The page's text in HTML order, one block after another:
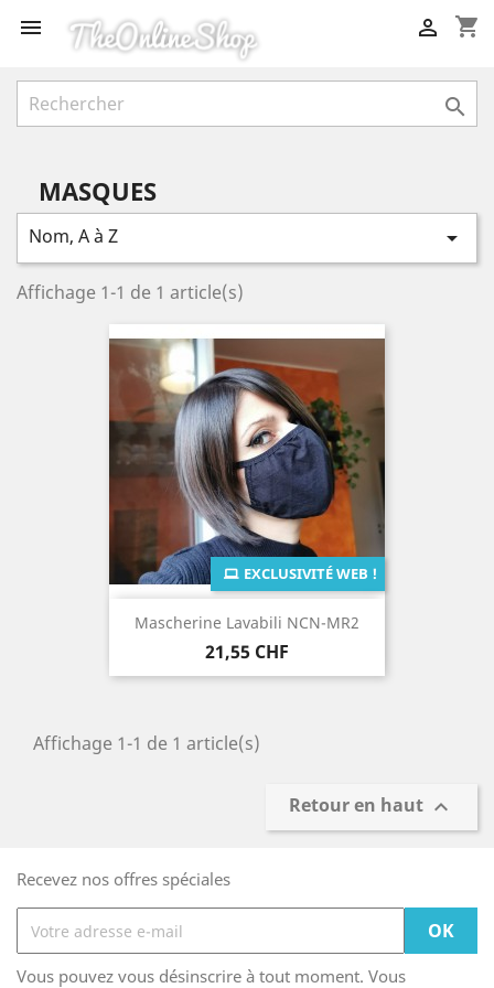
 shopping_cart


MASQUES
Nom, A à Z 
Affichage 1-1 de 1 article(s)
Mascherine Lavabili NCN-MR2
Prix
21,55 CHF
EXCLUSIVITÉ WEB !
Affichage 1-1 de 1 article(s)
Retour en haut 
Recevez nos offres spéciales
Vous pouvez vous désinscrire à tout moment. Vous